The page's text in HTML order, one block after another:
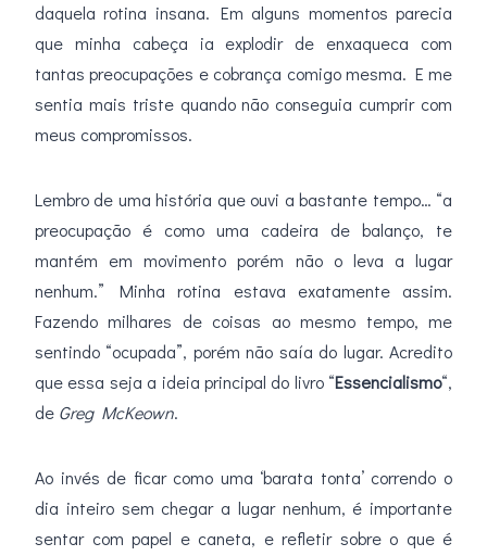
daquela rotina insana. Em alguns momentos parecia
que minha cabeça ia explodir de enxaqueca com
tantas preocupações e cobrança comigo mesma. E me
sentia mais triste quando não conseguia cumprir com
meus compromissos.
Lembro de uma história que ouvi a bastante tempo… “a
preocupação é como uma cadeira de balanço, te
mantém em movimento porém não o leva a lugar
nenhum.” Minha rotina estava exatamente assim.
Fazendo milhares de coisas ao mesmo tempo, me
sentindo “ocupada”, porém não saía do lugar. Acredito
que essa seja a ideia principal do livro “Essencialismo“,
de Greg McKeown.
Ao invés de ficar como uma ‘barata tonta’ correndo o
dia inteiro sem chegar a lugar nenhum, é importante
sentar com papel e caneta, e refletir sobre o que é